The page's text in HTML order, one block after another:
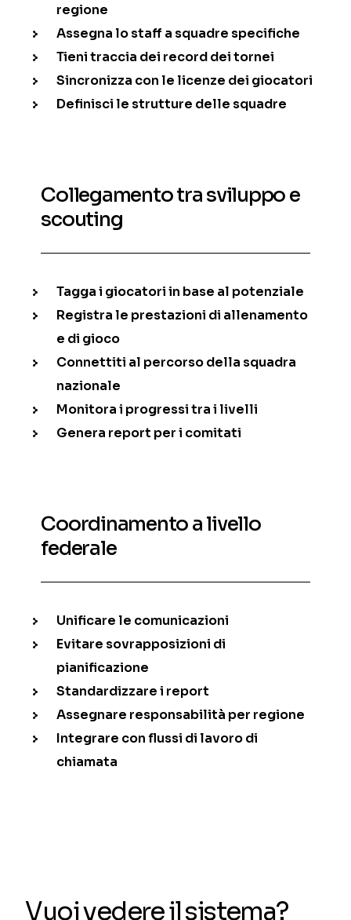
regione
Assegna lo staff a squadre specifiche
Tieni traccia dei record dei tornei
Sincronizza con le licenze dei giocatori
Definisci le strutture delle squadre
Collegamento tra sviluppo e
scouting
Tagga i giocatori in base al potenziale
Registra le prestazioni di allenamento
e di gioco
Connettiti al percorso della squadra
nazionale
Monitora i progressi tra i livelli
Genera report per i comitati
Coordinamento a livello
federale
Unificare le comunicazioni
Evitare sovrapposizioni di
pianificazione
Standardizzare i report
Assegnare responsabilità per regione
Integrare con flussi di lavoro di
chiamata
Vuoi vedere il sistema?